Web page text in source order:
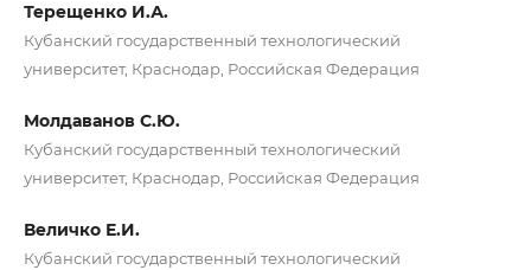
Терещенко И.А.
Кубанский государственный технологический
университет, Краснодар, Российская Федерация
Молдаванов С.Ю.
Кубанский государственный технологический
университет, Краснодар, Российская Федерация
Величко Е.И.
Кубанский государственный технологический